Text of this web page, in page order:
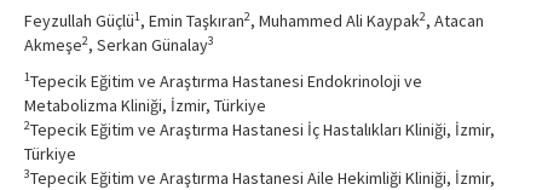
Feyzullah Güçlü1, Emin Taşkıran2, Muhammed Ali Kaypak2, Atacan
Akmeşe2, Serkan Günalay3
1Tepecik Eğitim ve Araştırma Hastanesi Endokrinoloji ve
Metabolizma Kliniği, İzmir, Türkiye
2Tepecik Eğitim ve Araştırma Hastanesi İç Hastalıkları Kliniği, İzmir,
Türkiye
3Tepecik Eğitim ve Araştırma Hastanesi Aile Hekimliği Kliniği, İzmir,